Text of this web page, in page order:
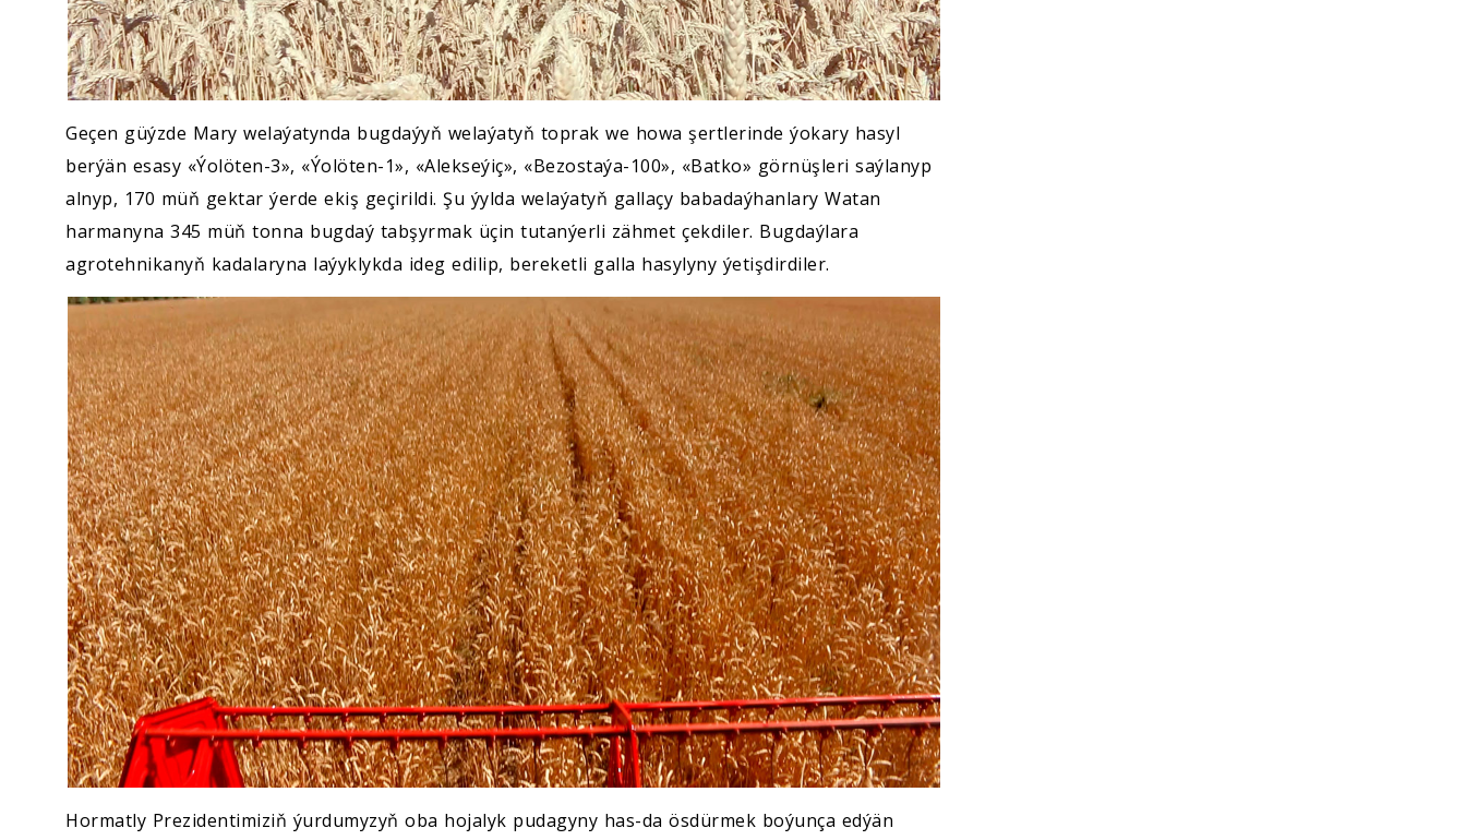
Geçen güýzde Mary welaýatynda bugdaýyň welaýatyň toprak we howa şertlerinde ýokary hasyl
berýän esasy «Ýolöten-3», «Ýolöten-1», «Alekseýiç», «Bezostaýa-100», «Batko» görnüşleri saýlanyp
alnyp, 170 müň gektar ýerde ekiş geçirildi. Şu ýylda welaýatyň gallaçy babadaýhanlary Watan
harmanyna 345 müň tonna bugdaý tabşyrmak üçin tutanýerli zähmet çekdiler. Bugdaýlara
agrotehnikanyň kadalaryna laýyklykda ideg edilip, bereketli galla hasylyny ýetişdirdiler.
Hormatly Prezidentimiziň ýurdumyzyň oba hojalyk pudagyny has-da ösdürmek boýunça edýän